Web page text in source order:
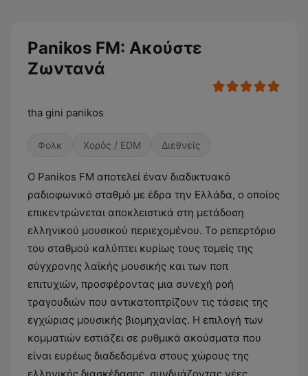
Panikos FM: Ακούστε
Ζωντανά
tha gini panikos
Φολκ Χορός / EDM Διεθνείς
Ο Panikos FM αποτελεί έναν διαδικτυακό
ραδιοφωνικό σταθμό με έδρα την Ελλάδα, ο οποίος
επικεντρώνεται αποκλειστικά στη μετάδοση
ελληνικού μουσικού περιεχομένου. Το ρεπερτόριο
του σταθμού καλύπτει κυρίως τους τομείς της
σύγχρονης λαϊκής μουσικής και των ποπ
επιτυχιών, προσφέροντας μια συνεχή ροή
τραγουδιών που αντικατοπτρίζουν τις τάσεις της
εγχώριας μουσικής βιομηχανίας. Η επιλογή των
κομματιών εστιάζει σε ρυθμικά ακούσματα που
είναι ευρέως διαδεδομένα στους χώρους της